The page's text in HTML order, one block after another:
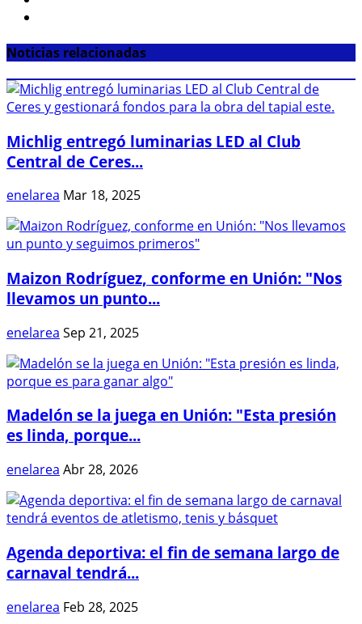
Noticias relacionadas
Michlig entregó luminarias LED al Club
Central de Ceres...
enelarea Mar 18, 2025
Maizon Rodríguez, conforme en Unión: "Nos
llevamos un punto...
enelarea Sep 21, 2025
Madelón se la juega en Unión: "Esta presión
es linda, porque...
enelarea Abr 28, 2026
Agenda deportiva: el fin de semana largo de
carnaval tendrá...
enelarea Feb 28, 2025